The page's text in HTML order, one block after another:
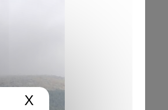
X Masquer le